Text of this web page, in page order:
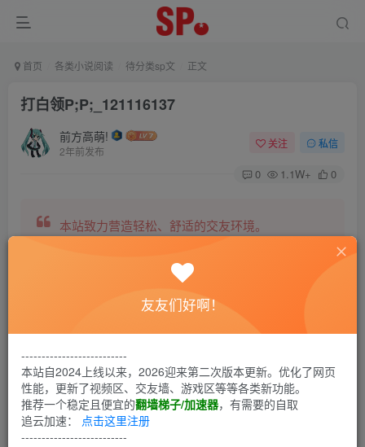
首页 各类小说阅读 待分类sp文 正文
打白领P;P;_121116137
前方高萌!
2年前发布
关注 私信
0 1.1W+ 0
本站致力营造轻松、舒适的交友环境。
另有小说阅读站点，网罗包括训诫文、腐文在内的
第1回
我是个自由撰稿人，靠卖字度
日 f9u0008u0010u001A5*;u0013s
友友们好啊！
--------------------------
本站自2024上线以来，2026迎来第二次版本更新。优化了网页
性能，更新了视频区、交友墙、游戏区等等各类新功能。
推荐一个稳定且便宜的翻墙梯子/加速器，有需要的自取
追云加速： 点击这里注册
--------------------------